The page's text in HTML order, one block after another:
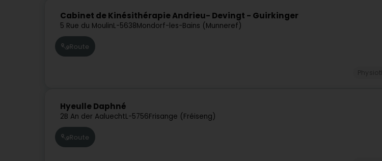
Cabinet de Kinésithérapie Andrieu- Devingt - Guirkinger
5 Rue du MoulinL-5638Mondorf-les-Bains (Munneref)
Route
Hyeulle Daphné
2B An der AaluechtL-5756Frisange (Fréiseng)
Route